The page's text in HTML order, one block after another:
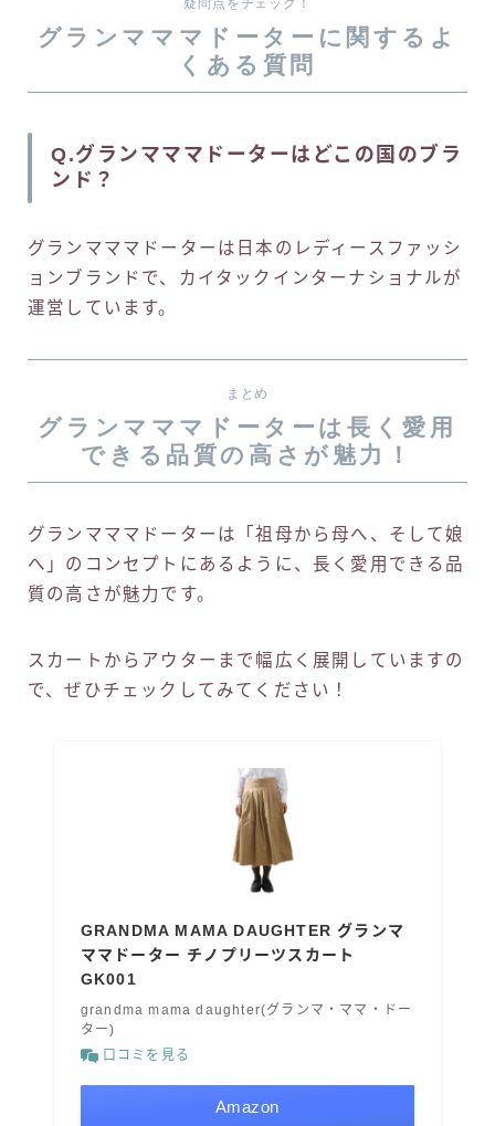
疑問点をチェック！
グランマママドーターに関するよ
くある質問
Q.グランマママドーターはどこの国のブラ
ンド？
グランマママドーターは日本のレディースファッシ
ョンブランドで、カイタックインターナショナルが
運営しています。
まとめ
グランマママドーターは長く愛用
できる品質の高さが魅力！
グランマママドーターは「祖母から母へ、そして娘
へ」のコンセプトにあるように、長く愛用できる品
質の高さが魅力です。
スカートからアウターまで幅広く展開していますの
で、ぜひチェックしてみてください！
GRANDMA MAMA DAUGHTER グランマ
ママドーター チノプリーツスカート
GK001
grandma mama daughter(グランマ・ママ・ドー
ター)
口コミを見る
Amazon